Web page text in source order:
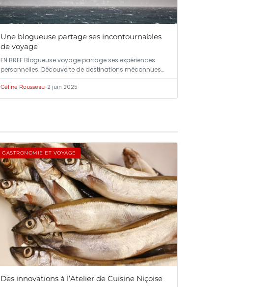
Une blogueuse partage ses incontournables
de voyage
EN BREF Blogueuse voyage partage ses expériences
personnelles. Découverte de destinations méconnues…
Céline Rousseau•2 juin 2025
GASTRONOMIE ET VOYAGE
Des innovations à l’Atelier de Cuisine Niçoise